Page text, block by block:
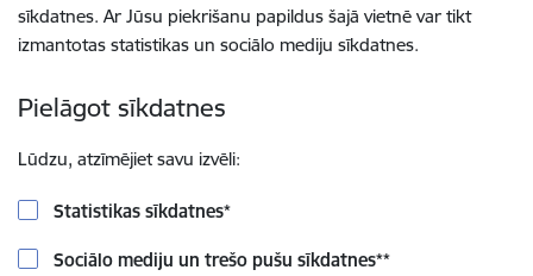
sīkdatnes. Ar Jūsu piekrišanu papildus šajā vietnē var tikt
izmantotas statistikas un sociālo mediju sīkdatnes.
Pielāgot sīkdatnes
Lūdzu, atzīmējiet savu izvēli:
Statistikas sīkdatnes*
Sociālo mediju un trešo pušu sīkdatnes**